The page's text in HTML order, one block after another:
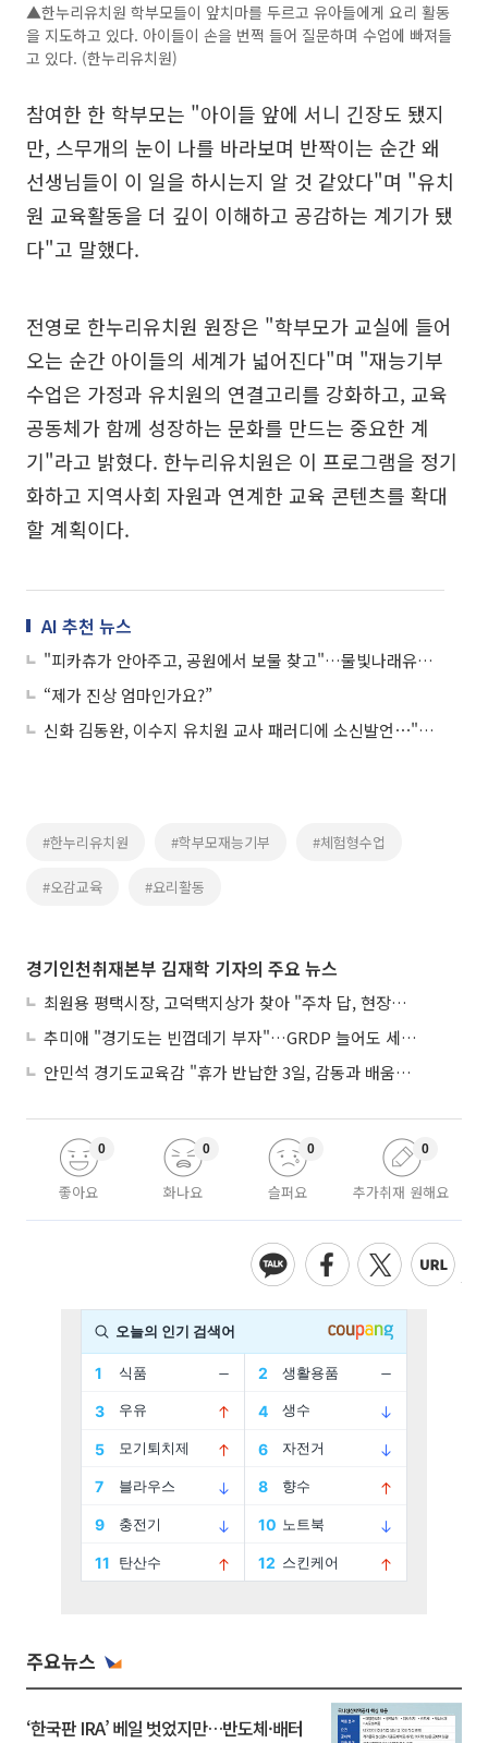
▲한누리유치원 학부모들이 앞치마를 두르고 유아들에게 요리 활동
을 지도하고 있다. 아이들이 손을 번쩍 들어 질문하며 수업에 빠져들
고 있다. (한누리유치원)
참여한 한 학부모는 "아이들 앞에 서니 긴장도 됐지
만, 스무개의 눈이 나를 바라보며 반짝이는 순간 왜
선생님들이 이 일을 하시는지 알 것 같았다"며 "유치
원 교육활동을 더 깊이 이해하고 공감하는 계기가 됐
다"고 말했다.
전영로 한누리유치원 원장은 "학부모가 교실에 들어
오는 순간 아이들의 세계가 넓어진다"며 "재능기부
수업은 가정과 유치원의 연결고리를 강화하고, 교육
공동체가 함께 성장하는 문화를 만드는 중요한 계
기"라고 밝혔다. 한누리유치원은 이 프로그램을 정기
화하고 지역사회 자원과 연계한 교육 콘텐츠를 확대
할 계획이다.
AI 추천 뉴스
"피카츄가 안아주고, 공원에서 보물 찾고"…물빛나래유치원, 어린이날 하루가 통째로 동화였다
“제가 진상 엄마인가요?”
신화 김동완, 이수지 유치원 교사 패러디에 소신발언⋯"피해는 아이들의 몫"
#한누리유치원 #학부모재능기부 #체험형수업
#오감교육 #요리활동
경기인천취재본부 김재학 기자의 주요 뉴스
최원용 평택시장, 고덕택지상가 찾아 "주차 답, 현장에 있다"
추미애 "경기도는 빈껍데기 부자"…GRDP 늘어도 세입은 그대로
안민석 경기도교육감 "휴가 반납한 3일, 감동과 배움이었다"
좋아요
0
화나요
0
슬퍼요
0
추가취재 원해요
0
주요뉴스
‘한국판 IRA’ 베일 벗었지만…반도체·배터